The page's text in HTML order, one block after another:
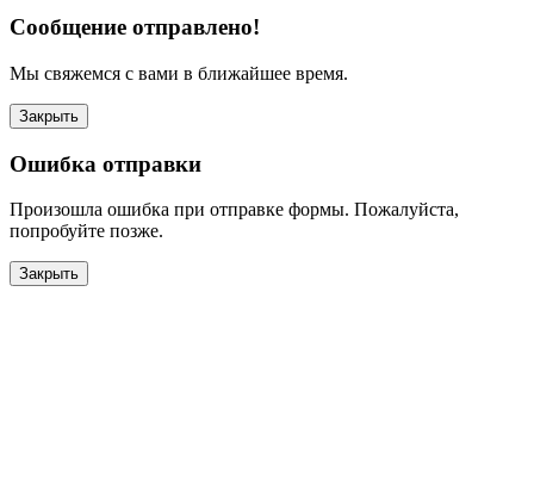
Сообщение отправлено!
Мы свяжемся с вами в ближайшее время.
Закрыть
Ошибка отправки
Произошла ошибка при отправке формы. Пожалуйста,
попробуйте позже.
Закрыть